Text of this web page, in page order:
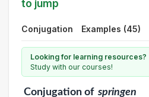
to jump
Conjugation Examples (45)
Looking for learning resources?
Study with our courses!
Conjugationof springen